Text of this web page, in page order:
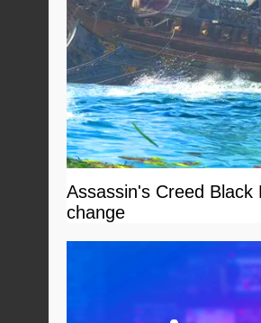
Assassin's Creed
change